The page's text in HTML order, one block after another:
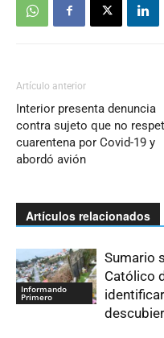
Artículo anterior
Interior presenta denuncia
contra sujeto que no
cuarentena por Covid-19 y
abordó avión
Artículos relacionados
Informando
Primero
Sumario
Católico